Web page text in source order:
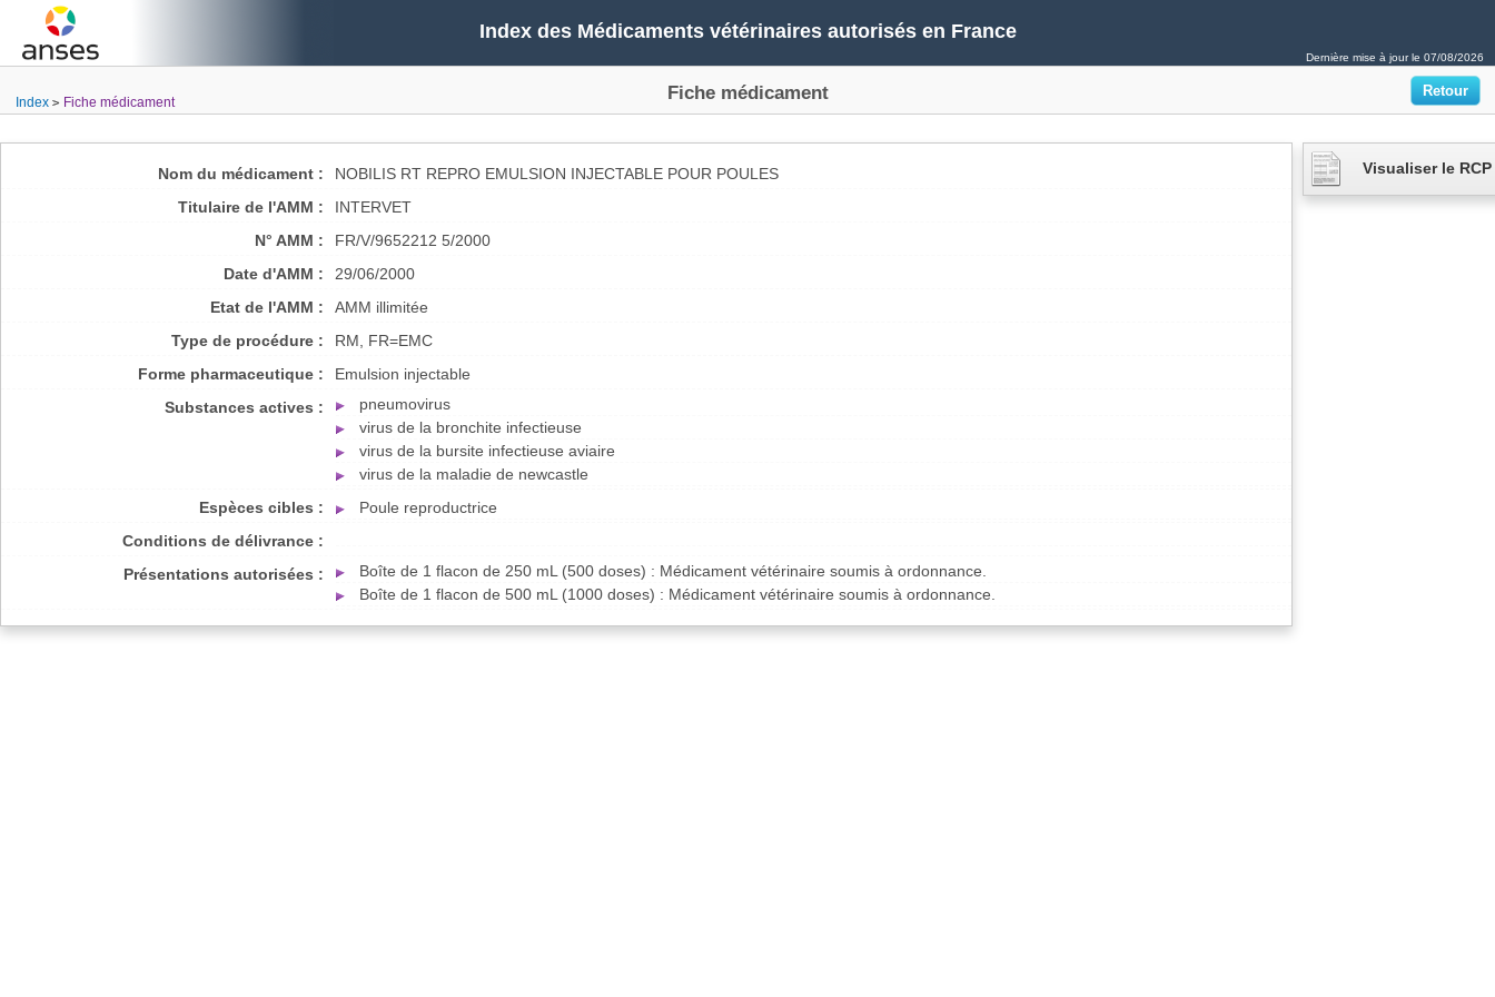
Index des Médicaments vétérinaires autorisés en France
Dernière mise à jour le 07/08/2026
Index Fiche médicament Fiche médicament
Nom du médicament :
NOBILIS RT REPRO EMULSION INJECTABLE POUR POULES
Titulaire de l'AMM :
INTERVET
N° AMM :
FR/V/9652212 5/2000
Date d'AMM :
29/06/2000
Etat de l'AMM :
AMM illimitée
Type de procédure :
RM, FR=EMC
Forme pharmaceutique :
Emulsion injectable
Substances actives :
pneumovirus
virus de la bronchite infectieuse
virus de la bursite infectieuse aviaire
virus de la maladie de newcastle
Espèces cibles :
Poule reproductrice
Conditions de délivrance :
Présentations autorisées :
Boîte de 1 flacon de 250 mL (500 doses) : Médicament vétérinaire soumis à ordonnance.
Boîte de 1 flacon de 500 mL (1000 doses) : Médicament vétérinaire soumis à ordonnance.
Visualiser le RCP